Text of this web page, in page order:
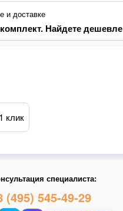
и доставке
Найдете
клик
специалиста:
(495) 545-49-29